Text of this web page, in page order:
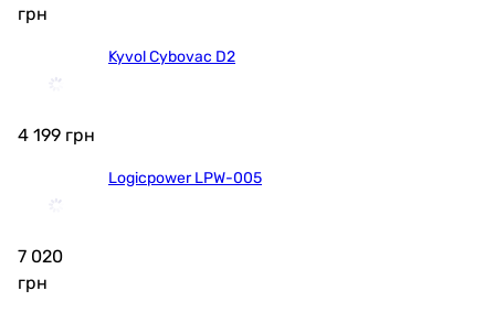
грн
Kyvol Cybovac D2
4 199 грн
Logicpower LPW-005
7 020
грн